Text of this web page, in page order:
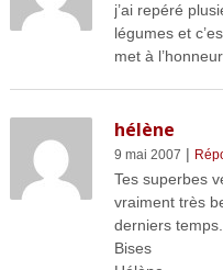
j’ai repéré
légumes et
met à
hélène
9 mai 2007 |
Tes superbes
vraiment très
derniers temps.
Bises